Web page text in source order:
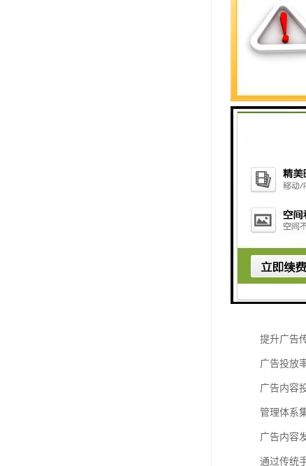
需求分析：
内容发布
传统的
制；而且
作为发
提升广告
广告投放
广告内容
管理体系
广告内容
通过传统